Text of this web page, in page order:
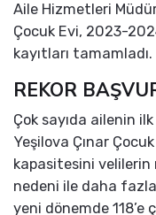
Aile Hizmetleri
Çocuk Evi, 2023-
kayıtları tamamladı.
REKOR
Çok sayıda ailenin
Yeşilova Çınar
kapasitesini
nedeni ile daha
yeni dönemde 118’e